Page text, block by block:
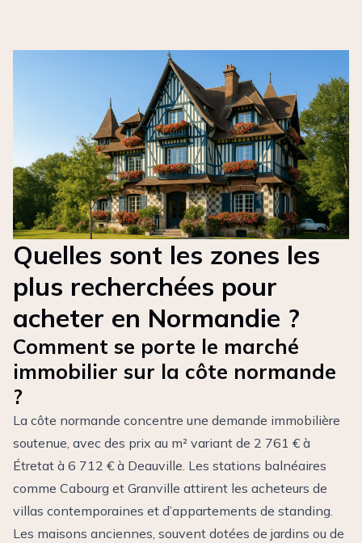
Quelles sont les zones les
plus recherchées pour
acheter en Normandie ?
Comment se porte le marché
immobilier sur la côte normande
?
La côte normande concentre une demande immobilière
soutenue, avec des prix au m² variant de 2 761 € à
Étretat à 6 712 € à Deauville. Les stations balnéaires
comme Cabourg et Granville attirent les acheteurs de
villas contemporaines et d’appartements de standing.
Les maisons anciennes, souvent dotées de jardins ou de